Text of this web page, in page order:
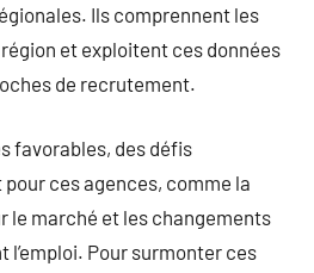
Ils comprennent les
et exploitent ces données
de recrutement.
favorables, des défis
ces agences, comme la
le marché et les changements
Pour surmonter ces